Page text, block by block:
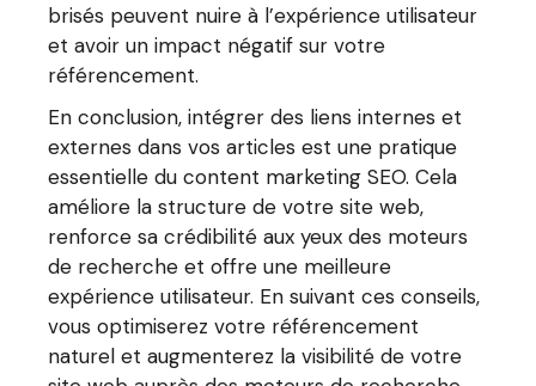
brisés peuvent nuire à l’expérience utilisateur
et avoir un impact négatif sur votre
référencement.
En conclusion, intégrer des liens internes et
externes dans vos articles est une pratique
essentielle du content marketing SEO. Cela
améliore la structure de votre site web,
renforce sa crédibilité aux yeux des moteurs
de recherche et offre une meilleure
expérience utilisateur. En suivant ces conseils,
vous optimiserez votre référencement
naturel et augmenterez la visibilité de votre